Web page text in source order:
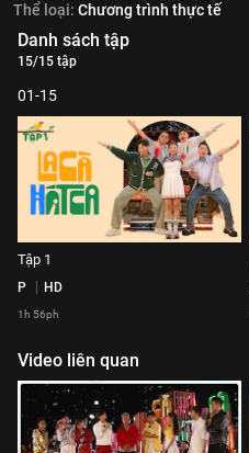
Thể loại: Chương trình thực tế
Danh sách tập
15/15 tập
01-15
Tập 1
P HD
1h 56ph
Video liên quan